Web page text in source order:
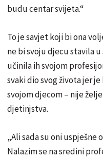
budu centar svijeta.“
To je savjet koji bi ona
ne bi svoju djecu stavila
učinila ih svojom
svaki dio svog života jer
svojom djecom – nije
djetinjstva.
„Ali sada su oni uspješne
Nalazim se na sredini